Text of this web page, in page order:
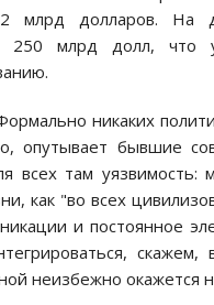
млрд долларов. На
250 млрд долл, что
никаких
опутывает бывшие
там уязвимость:
как "во всех
и постоянное
скажем,
неизбежно окажется